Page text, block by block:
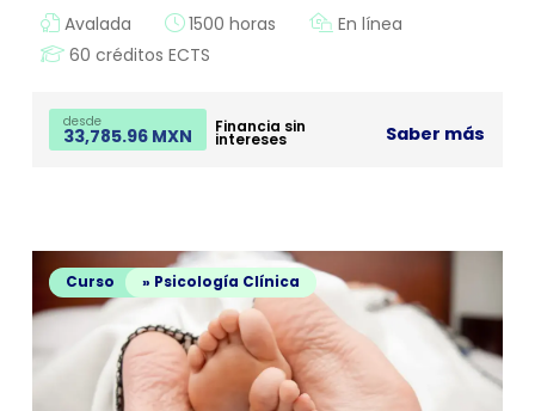
Avalada 1500 horas
En línea
60 créditos ECTS
desde
33,785.96 MXN Financia sin
intereses Saber más
Curso » Psicología Clínica